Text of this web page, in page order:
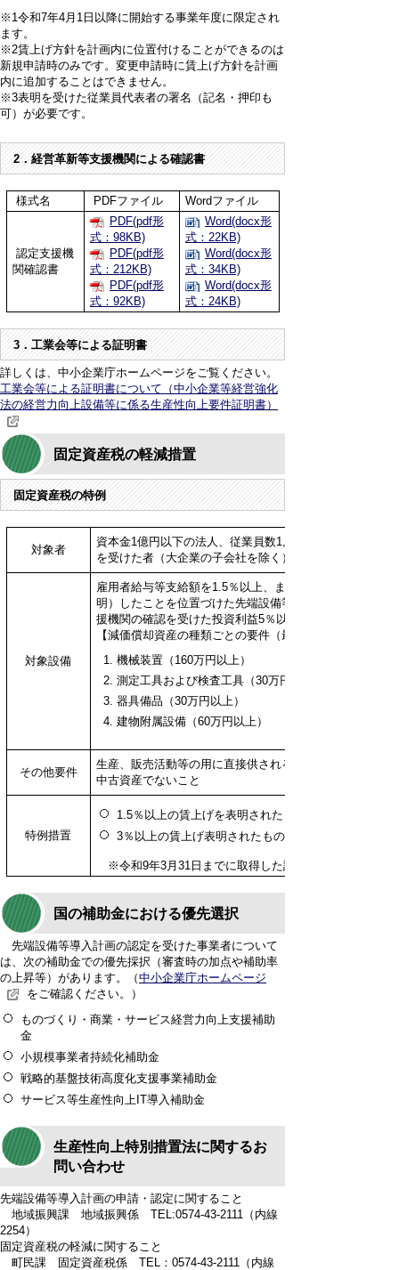
※1令和7年4月1日以降に開始する事業年度に限定され
ます。
※2賃上げ方針を計画内に位置付けることができるのは
新規申請時のみです。変更申請時に賃上げ方針を計画
内に追加することはできません。
※3表明を受けた従業員代表者の署名（記名・押印も
可）が必要です。
2．経営革新等支援機関による確認書
様式名 PDFファイル Wordファイル
認定支援機
関確認書
PDF(pdf形
式：98KB)
PDF(pdf形
式：212KB)
PDF(pdf形
式：92KB)
Word(docx形
式：22KB)
Word(docx形
式：34KB)
Word(docx形
式：24KB)
3．工業会等による証明書
詳しくは、中小企業庁ホームページをご覧ください。
工業会等による証明書について（中小企業等経営強化
法の経営力向上設備等に係る生産性向上要件証明書）
固定資産税の軽減措置
固定資産税の特例
対象者
資本金1億円以下の法人、従業員数1,000人以下の個人事
を受けた者（大企業の子会社を除く）
対象設備
雇用者給与等支給額を1.5％以上、または3％以上増加さ
明）したことを位置づけた先端設備等導入計画に従い取
援機関の確認を受けた投資利益5％以上の投資計画に記載
【減価償却資産の種類ごとの要件（最低取得価格）】
機械装置（160万円以上）
測定工具および検査工具（30万円以上）
器具備品（30万円以上）
建物附属設備（60万円以上）
その他要件
生産、販売活動等の用に直接供されるものであること
中古資産でないこと
特例措置
1.5％以上の賃上げを表明されたもの：3年間、課税標
3％以上の賃上げ表明されたもの ：5年間、課税標
※令和9年3月31日までに取得した設備
国の補助金における優先選択
先端設備等導入計画の認定を受けた事業者について
は、次の補助金での優先採択（審査時の加点や補助率
の上昇等）があります。（中小企業庁ホームページ
をご確認ください。）
ものづくり・商業・サービス経営力向上支援補助
金
小規模事業者持続化補助金
戦略的基盤技術高度化支援事業補助金
サービス等生産性向上IT導入補助金
生産性向上特別措置法に関するお
問い合わせ
先端設備等導入計画の申請・認定に関すること
地域振興課 地域振興係 TEL:0574-43-2111（内線
2254）
固定資産税の軽減に関すること
町民課 固定資産税係 TEL：0574-43-2111（内線